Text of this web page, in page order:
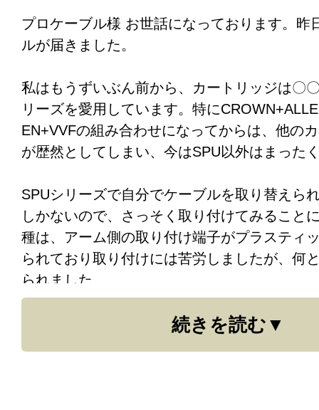
プロケーブル様 お世話になっております。昨
ルが届きました。
私はもうずいぶん前から、カートリッジは〇
リーズを愛用しています。特に
EN+VVFの組み合わせになってからは、他の
が歴然としてしまい、今はSPU以外はまった
SPUシリーズで自分でケーブルを取り替えら
しかないので、さっそく取り付けてみること
種は、アーム側の取り付け端子がプラスティ
られており取り付けには苦労しましたが、何
られました。
音出ししての感想は、とにかくびっくりの一
続きを読む